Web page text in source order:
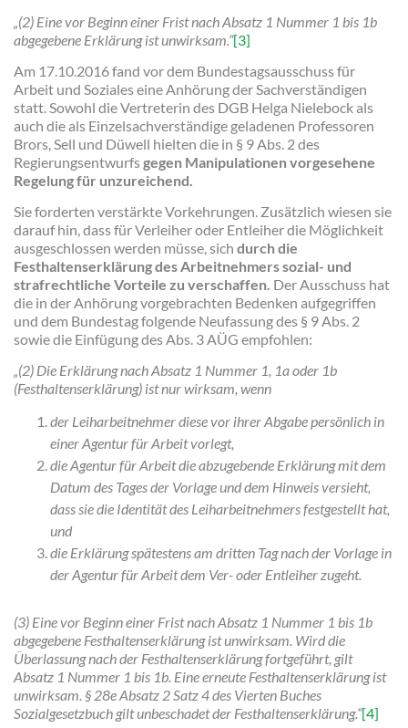
„(2) Eine vor Beginn einer Frist nach Absatz 1 Nummer 1 bis 1b
abgegebene Erklärung ist unwirksam.“[3]
Am 17.10.2016 fand vor dem Bundestagsausschuss für
Arbeit und Soziales eine Anhörung der Sachverständigen
statt. Sowohl die Vertreterin des DGB Helga Nielebock als
auch die als Einzelsachverständige geladenen Professoren
Brors, Sell und Düwell hielten die in § 9 Abs. 2 des
Regierungsentwurfsgegen Manipulationen vorgesehene
Regelung für unzureichend.
Sie forderten verstärkte Vorkehrungen. Zusätzlich wiesen sie
darauf hin, dass für Verleiher oder Entleiher die Möglichkeit
ausgeschlossen werden müsse, sich durch die
Festhaltenserklärung des Arbeitnehmers sozial- und
strafrechtliche Vorteile zu verschaffen. Der Ausschuss hat
die in der Anhörung vorgebrachten Bedenken aufgegriffen
und dem Bundestag folgende Neufassung des § 9 Abs. 2
sowie die Einfügung des Abs. 3 AÜG empfohlen:
„(2) Die Erklärung nach Absatz 1 Nummer 1, 1a oder 1b
(Festhaltenserklärung) ist nur wirksam, wenn
der Leiharbeitnehmer diese vor ihrer Abgabe persönlich in
einer Agentur für Arbeit vorlegt,
die Agentur für Arbeit die abzugebende Erklärung mit dem
Datum des Tages der Vorlage und dem Hinweis versieht,
dass sie die Identität des Leiharbeitnehmers festgestellt hat,
und
die Erklärung spätestens am dritten Tag nach der Vorlage in
der Agentur für Arbeit dem Ver- oder Entleiher zugeht.
(3) Eine vor Beginn einer Frist nach Absatz 1 Nummer 1 bis 1b
abgegebene Festhaltenserklärung ist unwirksam. Wird die
Überlassung nach der Festhaltenserklärung fortgeführt, gilt
Absatz 1 Nummer 1 bis 1b. Eine erneute Festhaltenserklärung ist
unwirksam. § 28e Absatz 2 Satz 4 des Vierten Buches
Sozialgesetzbuch gilt unbeschadet der Festhaltenserklärung.“[4]